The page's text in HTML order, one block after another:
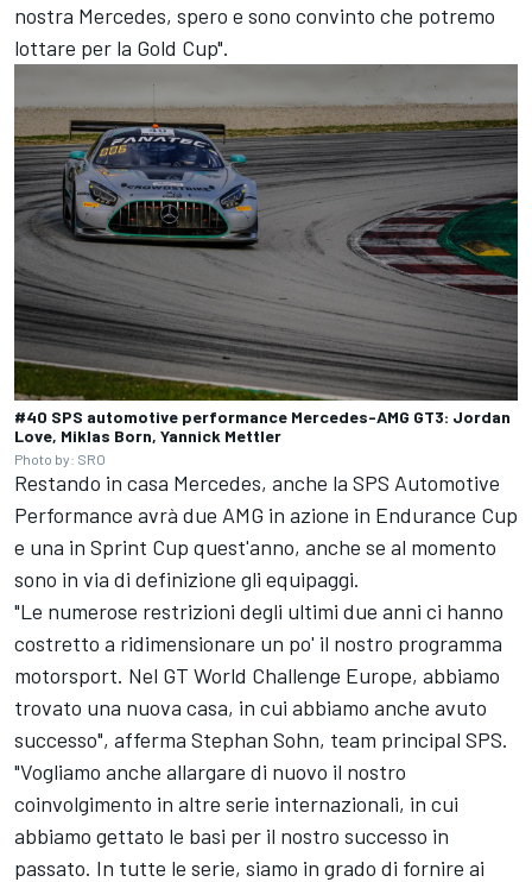
nostra Mercedes, spero e sono convinto che potremo
lottare per la Gold Cup".
#40 SPS automotive performance Mercedes-AMG GT3: Jordan
Love, Miklas Born, Yannick Mettler
Photo by: SRO
Restando in casa Mercedes, anche la SPS Automotive
Performance avrà due AMG in azione in Endurance Cup
e una in Sprint Cup quest'anno, anche se al momento
sono in via di definizione gli equipaggi.
"Le numerose restrizioni degli ultimi due anni ci hanno
costretto a ridimensionare un po' il nostro programma
motorsport. Nel GT World Challenge Europe, abbiamo
trovato una nuova casa, in cui abbiamo anche avuto
successo", afferma Stephan Sohn, team principal SPS.
"Vogliamo anche allargare di nuovo il nostro
coinvolgimento in altre serie internazionali, in cui
abbiamo gettato le basi per il nostro successo in
passato. In tutte le serie, siamo in grado di fornire ai